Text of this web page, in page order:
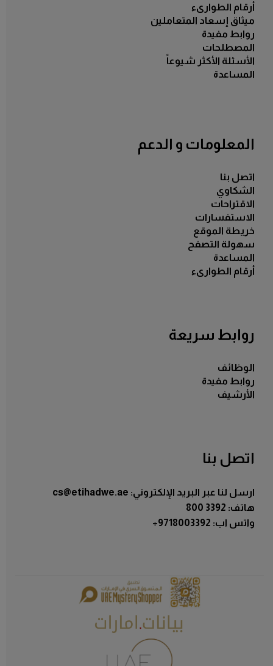
أرقام الطوارىء
ميثاق إسعاد المتعاملين
روابط مفيدة
المصطلحات
الأسئلة الأكثر شيوعاً
المساعدة
المعلومات و الدعم
اتصل بنا
الشكاوي
الاقتراحات
الاستفسارات
خريطة الموقع
سهولة التصفح
المساعدة
أرقام الطوارىء
روابط سريعة
الوظائف
روابط مفيدة
الأرشيف
اتصل بنا
ارسل لنا عبر البريد الإلكتروني: cs@etihadwe.ae
هاتف: 3392 800
+9718003392 :واتس اب